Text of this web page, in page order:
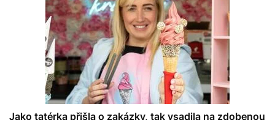
Jako tatérka přišla o zakázky, tak vsadila na zdobenou